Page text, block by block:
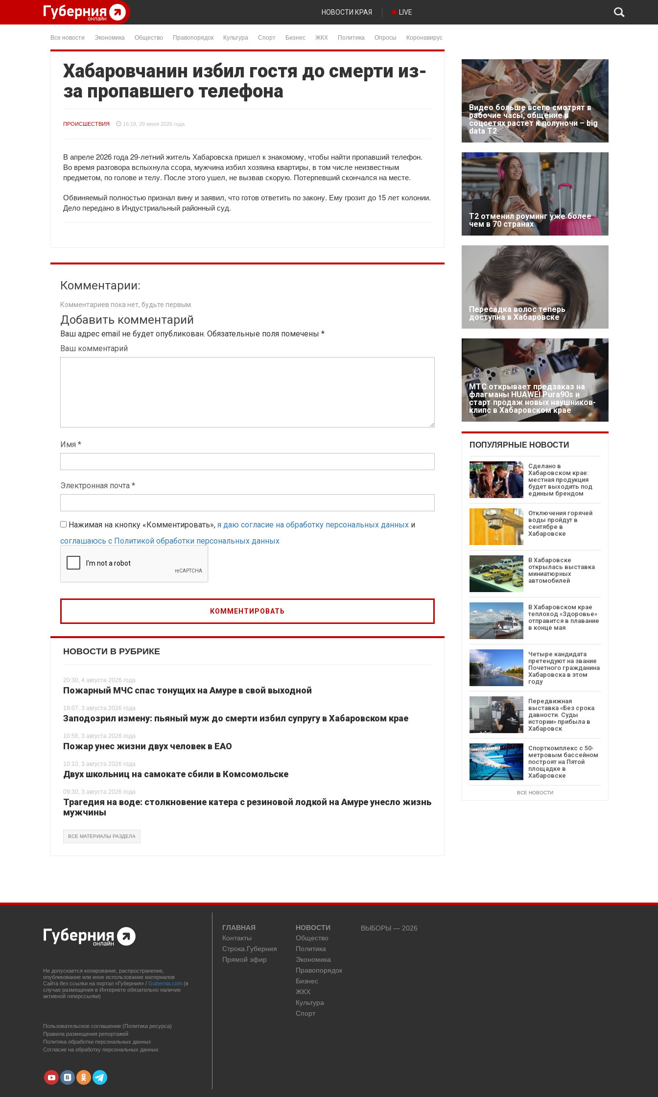
НОВОСТИ КРАЯ LIVE
Все новости Экономика Общество Правопорядок Культура Спорт Бизнес ЖКХ Политика Опросы Коронавирус
Хабаровчанин избил гостя до смерти из-
за пропавшего телефона
ПРОИСШЕСТВИЯ 16:18, 29 июня 2026 года
В апреле 2026 года 29-летний житель Хабаровска пришел к знакомому, чтобы найти пропавший телефон.
Во время разговора вспыхнула ссора, мужчина избил хозяина квартиры, в том числе неизвестным
предметом, по голове и телу. После этого ушел, не вызвав скорую. Потерпевший скончался на месте.
Обвиняемый полностью признал вину и заявил, что готов ответить по закону. Ему грозит до 15 лет колонии.
Дело передано в Индустриальный районный суд.
Комментарии:
Комментариев пока нет, будьте первым.
Добавить комментарий
Ваш адрес email не будет опубликован. Обязательные поля помечены *
Ваш комментарий
Имя *
Электронная почта *
Нажимая на кнопку «Комментировать», я даю согласие на обработку персональных данных и
соглашаюсь с Политикой обработки персональных данных
НОВОСТИ В РУБРИКЕ
20:30, 4 августа 2026 года
Пожарный МЧС спас тонущих на Амуре в свой выходной
19:07, 3 августа 2026 года
Заподозрил измену: пьяный муж до смерти избил супругу в Хабаровском крае
10:56, 3 августа 2026 года
Пожар унес жизни двух человек в ЕАО
10:10, 3 августа 2026 года
Двух школьниц на самокате сбили в Комсомольске
09:30, 3 августа 2026 года
Трагедия на воде: столкновение катера с резиновой лодкой на Амуре унесло жизнь
мужчины
ВСЕ МАТЕРИАЛЫ РАЗДЕЛА
Видео больше всего смотрят в
рабочие часы, общение в
соцсетях растет к полуночи – big
data T2
Т2 отменил роуминг уже более
чем в 70 странах
Пересадка волос теперь
доступна в Хабаровске
МТС открывает предзаказ на
флагманы HUAWEI Pura90s и
старт продаж новых наушников-
клипс в Хабаровском крае
ПОПУЛЯРНЫЕ НОВОСТИ
Сделано в
Хабаровском крае:
местная продукция
будет выходить под
единым брендом
Отключения горячей
воды пройдут в
сентябре в
Хабаровске
В Хабаровске
открылась выставка
миниатюрных
автомобилей
В Хабаровском крае
теплоход «Здоровье»
отправится в плавание
в конце мая
Четыре кандидата
претендуют на звание
Почетного гражданина
Хабаровска в этом
году
Передвижная
выставка «Без срока
давности. Суды
истории» прибыла в
Хабаровск
Спорткомплекс с 50-
метровым бассейном
построят на Пятой
площадке в
Хабаровске
ВСЕ НОВОСТИ
Не допускается копирование, распространение,
опубликование или иное использование материалов
Сайта без ссылки на портал «Губерния» / Gubernia.com (в
случае размещения в Интернете обязательно наличие
активной гиперссылки)
Пользовательское соглашение (Политика ресурса)
Правила размещения репортажей
Политика обработки персональных данных
Согласие на обработку персональных данных
ГЛАВНАЯ
Контакты
Строка.Губерния
Прямой эфир
НОВОСТИ
Общество
Политика
Экономика
Правопорядок
Бизнес
ЖКХ
Культура
Спорт
ВЫБОРЫ — 2026